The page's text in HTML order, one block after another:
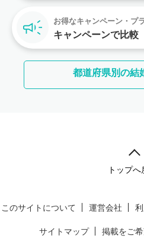
お得なキャンペーン・プ
キャンペーンで比較
都道府県別の結
トップへ
このサイトについて 運営会社
サイトマップ 掲載をご